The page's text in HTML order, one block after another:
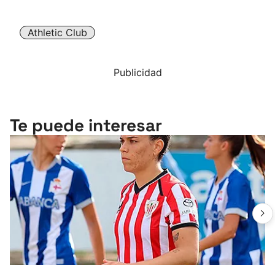
Athletic Club
Publicidad
Te puede interesar